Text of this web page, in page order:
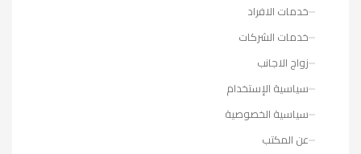
خدمات الافراد
خدمات الشركات
زواج الاجانب
سياسية الإستخدام
سياسية الخصوصية
عن المكتب